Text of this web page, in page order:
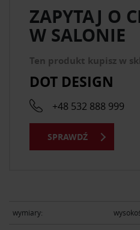
wymiary:
ZAPYTAJ O
W SALONIE
Ten produkt kupisz w
DOT DESIGN
+48 532 888 999
SPRAWDŹ